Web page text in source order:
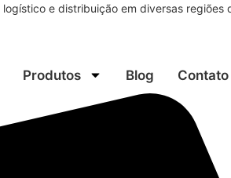
e distribuição em diversas regiões
Produtos Blog Contato